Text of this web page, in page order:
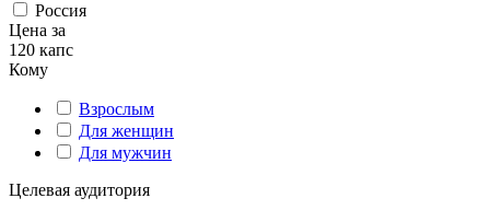
Россия
Цена за
120 капс
Кому
Взрослым
Для женщин
Для мужчин
Целевая аудитория